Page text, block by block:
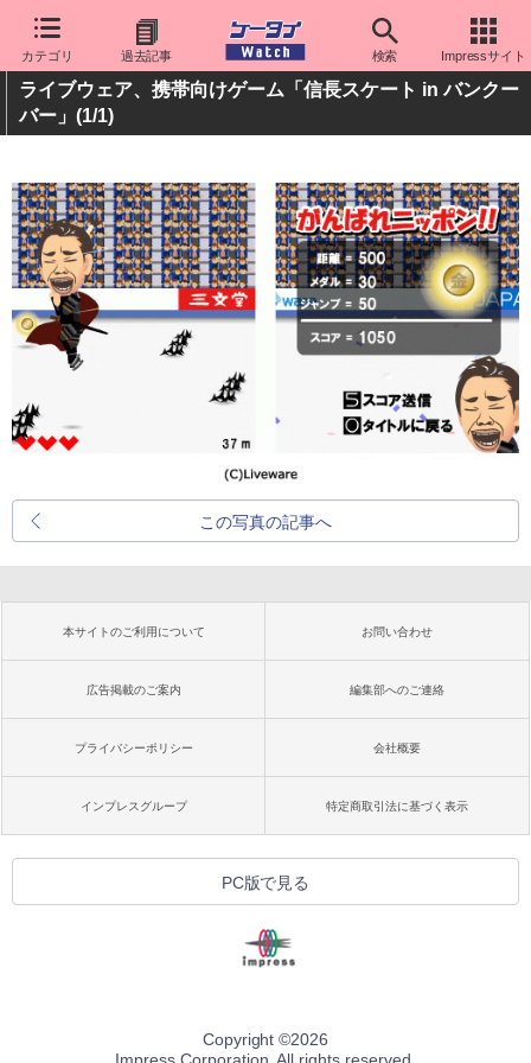
カテゴリ 過去記事 検索 Impressサイト
ライブウェア、携帯向けゲーム「信長スケート in バンクー
バー」 (1/1)
この写真の記事へ
本サイトのご利用について お問い合わせ
広告掲載のご案内 編集部へのご連絡
プライバシーポリシー 会社概要
インプレスグループ 特定商取引法に基づく表示
PC版で見る
Copyright ©2026
Impress Corporation. All rights reserved.